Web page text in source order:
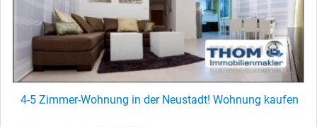
4-5 Zimmer-Wohnung in der Neustadt! Wohnung kaufen